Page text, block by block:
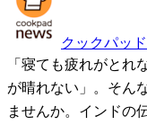
クックパッ
「寝ても疲れがとれ
が晴れない」。そん
ませんか。インドの